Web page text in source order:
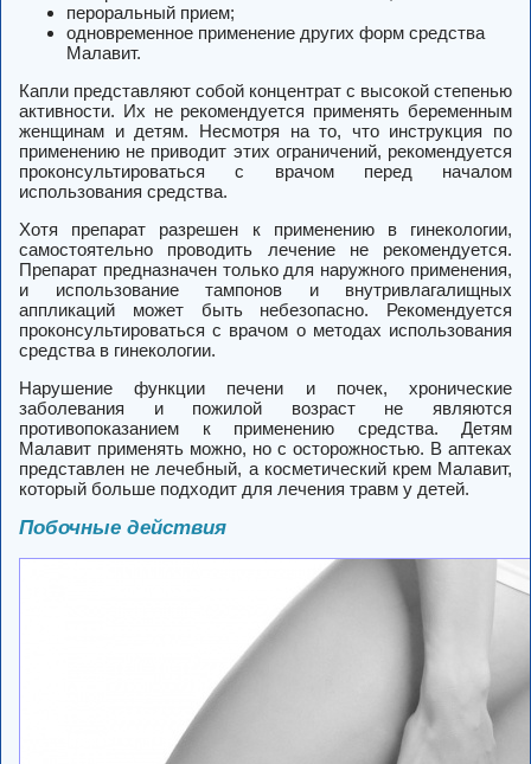
пероральный прием;
одновременное применение других форм средства
Малавит.
Капли представляют собой концентрат с высокой степенью
активности. Их не рекомендуется применять беременным
женщинам и детям. Несмотря на то, что инструкция по
применению не приводит этих ограничений, рекомендуется
проконсультироваться с врачом перед началом
использования средства.
Хотя препарат разрешен к применению в гинекологии,
самостоятельно проводить лечение не рекомендуется.
Препарат предназначен только для наружного применения,
и использование тампонов и внутривлагалищных
аппликаций может быть небезопасно. Рекомендуется
проконсультироваться с врачом о методах использования
средства в гинекологии.
Нарушение функции печени и почек, хронические
заболевания и пожилой возраст не являются
противопоказанием к применению средства. Детям
Малавит применять можно, но с осторожностью. В аптеках
представлен не лечебный, а косметический крем Малавит,
который больше подходит для лечения травм у детей.
Побочные действия